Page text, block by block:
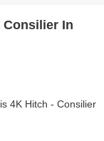
Consilier In